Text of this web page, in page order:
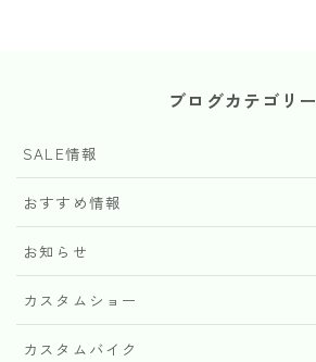
ブログカテゴリー
SALE情報
おすすめ情報
お知らせ
カスタムショー
カスタムバイク